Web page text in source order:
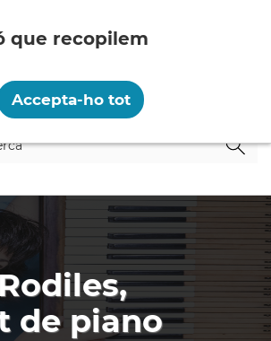
de piano
les següents finalitats:
Analítica.
Accepta-ho tot